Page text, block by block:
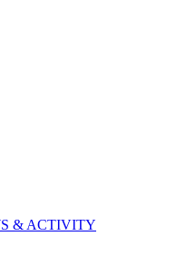
& ACTIVITY